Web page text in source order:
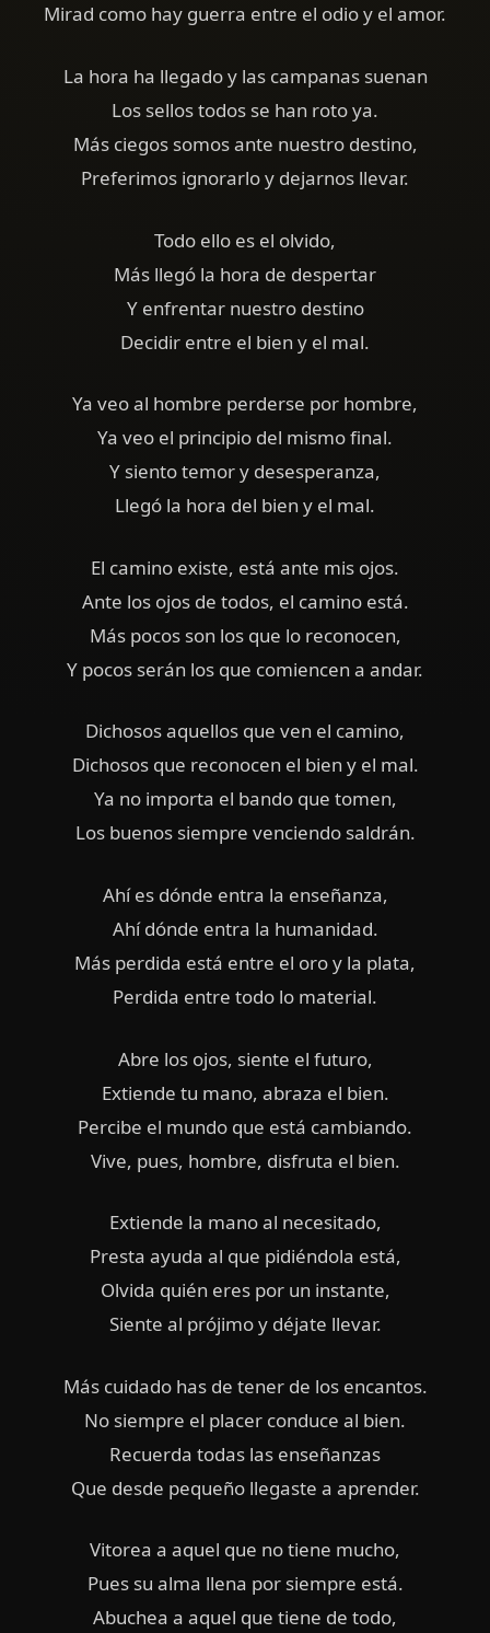
Mirad como hay guerra entre el odio y el amor.
La hora ha llegado y las campanas suenan
Los sellos todos se han roto ya.
Más ciegos somos ante nuestro destino,
Preferimos ignorarlo y dejarnos llevar.
Todo ello es el olvido,
Más llegó la hora de despertar
Y enfrentar nuestro destino
Decidir entre el bien y el mal.
Ya veo al hombre perderse por hombre,
Ya veo el principio del mismo final.
Y siento temor y desesperanza,
Llegó la hora del bien y el mal.
El camino existe, está ante mis ojos.
Ante los ojos de todos, el camino está.
Más pocos son los que lo reconocen,
Y pocos serán los que comiencen a andar.
Dichosos aquellos que ven el camino,
Dichosos que reconocen el bien y el mal.
Ya no importa el bando que tomen,
Los buenos siempre venciendo saldrán.
Ahí es dónde entra la enseñanza,
Ahí dónde entra la humanidad.
Más perdida está entre el oro y la plata,
Perdida entre todo lo material.
Abre los ojos, siente el futuro,
Extiende tu mano, abraza el bien.
Percibe el mundo que está cambiando.
Vive, pues, hombre, disfruta el bien.
Extiende la mano al necesitado,
Presta ayuda al que pidiéndola está,
Olvida quién eres por un instante,
Siente al prójimo y déjate llevar.
Más cuidado has de tener de los encantos.
No siempre el placer conduce al bien.
Recuerda todas las enseñanzas
Que desde pequeño llegaste a aprender.
Vitorea a aquel que no tiene mucho,
Pues su alma llena por siempre está.
Abuchea a aquel que tiene de todo,